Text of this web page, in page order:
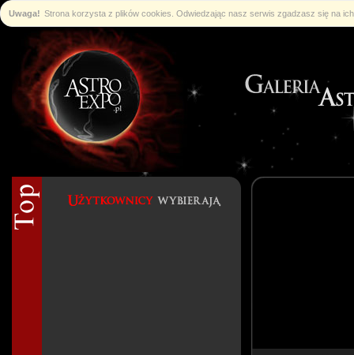
Uwaga! Strona korzysta z plików cookies. Odwiedzając nasz serwis zgadzasz się na